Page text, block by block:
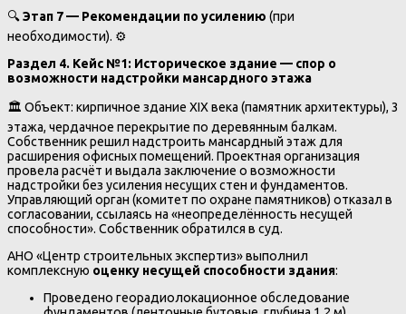
🔍Этап 7 — Рекомендации по усилению (при
необходимости). ⚙️
Раздел 4. Кейс №1: Историческое здание — спор о
возможности надстройки мансардного этажа
🏛️ Объект: кирпичное здание XIX века (памятник архитектуры), 3
этажа, чердачное перекрытие по деревянным балкам.
Собственник решил надстроить мансардный этаж для
расширения офисных помещений. Проектная организация
провела расчёт и выдала заключение о возможности
надстройки без усиления несущих стен и фундаментов.
Управляющий орган (комитет по охране памятников) отказал в
согласовании, ссылаясь на «неопределённость несущей
способности». Собственник обратился в суд.
АНО «Центр строительных экспертиз» выполнил
комплексную оценку несущей способности здания:
Проведено георадиолокационное обследование